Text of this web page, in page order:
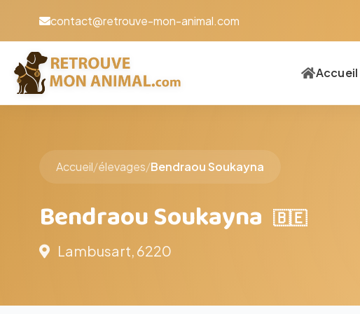
contact@retrouve-mon-animal.com
Accueil
Accueil/élevages/Bendraou Soukayna
Bendraou Soukayna 🇧🇪
Lambusart, 6220